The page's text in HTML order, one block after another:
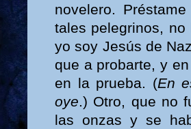
novelero.
tales pelegrinos,
yo soy Jesús de
que a probarte, y
en la prueba. (En
oye.) Otro, que no
las onzas y se